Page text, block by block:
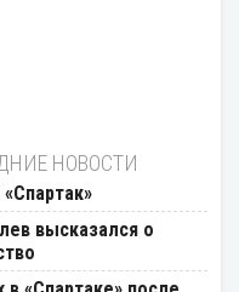
НОВОСТИ
высказался о